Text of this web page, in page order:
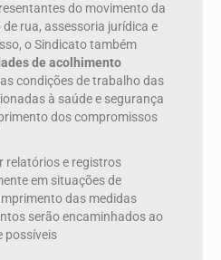
do movimento da
rua, assessoria jurídica e
o Sindicato também
de acolhimento
condições de trabalho das
à saúde e segurança
dos compromissos
relatórios e registros
em situações de
das medidas
serão encaminhados ao
possíveis